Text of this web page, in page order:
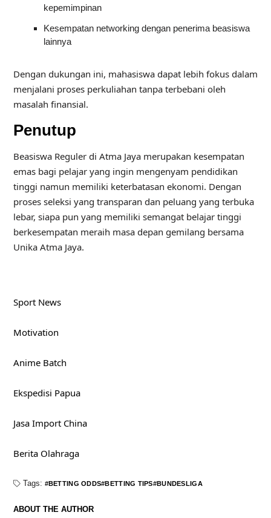
kepemimpinan
Kesempatan networking dengan penerima beasiswa
lainnya
Dengan dukungan ini, mahasiswa dapat lebih fokus dalam
menjalani proses perkuliahan tanpa terbebani oleh
masalah finansial.
Penutup
Beasiswa Reguler di Atma Jaya merupakan kesempatan
emas bagi pelajar yang ingin mengenyam pendidikan
tinggi namun memiliki keterbatasan ekonomi. Dengan
proses seleksi yang transparan dan peluang yang terbuka
lebar, siapa pun yang memiliki semangat belajar tinggi
berkesempatan meraih masa depan gemilang bersama
Unika Atma Jaya.
Sport News
Motivation
Anime Batch
Ekspedisi Papua
Jasa Import China
Berita Olahraga
Tags: BETTING ODDS BETTING TIPS BUNDESLIGA
ABOUT THE AUTHOR